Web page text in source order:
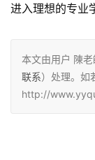
进入理想的专业
本文由用户 陳
联系）处理。如
http://